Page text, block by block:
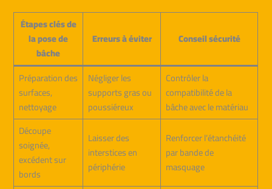
Étapes clés de
la pose de
bâche
Erreurs à éviter Conseil sécurité
Préparation des
surfaces,
nettoyage
Négliger les
supports gras ou
poussiéreux
Contrôler la
compatibilité de la
bâche avec le matériau
Découpe
soignée,
excédent sur
bords
Laisser des
interstices en
périphérie
Renforcer l’étanchéité
par bande de
masquage